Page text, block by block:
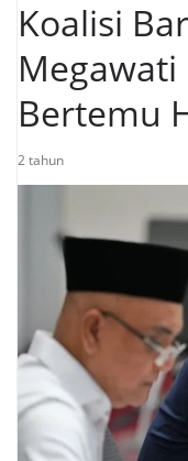
Koalisi
Bertemu
2 tahun